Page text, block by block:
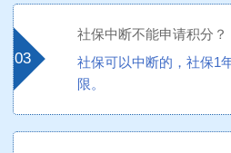
03
社保中断不能申请积分？
社保可以中断的，社保1
限。